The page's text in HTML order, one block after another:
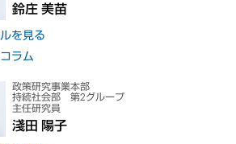
鈴庄 美苗
を見る
ラム
政策研究事業本部
持続社会部 第2グループ
主任研究員
淺田 陽子